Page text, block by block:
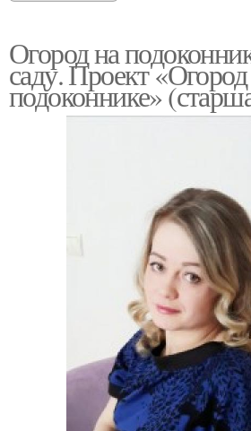
Огород на
саду. Проект
подоконнике»